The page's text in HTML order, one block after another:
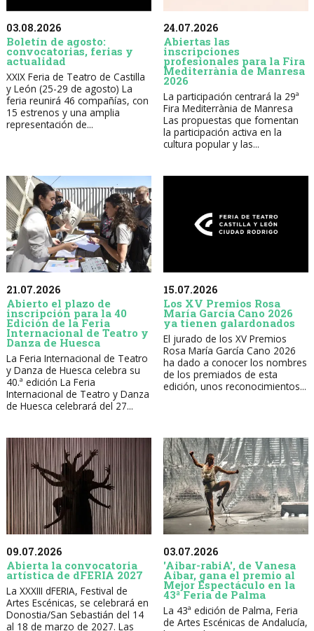
03.08.2026
Boletín de agosto:
convocatorias, ferias y
actualidad
XXIX Feria de Teatro de Castilla
y León (25-29 de agosto) La
feria reunirá 46 compañías, con
15 estrenos y una amplia
representación de...
24.07.2026
Abiertas las
inscripciones
profesionales para la Fira
Mediterrània de Manresa
2026
La participación centrará la 29ª
Fira Mediterrània de Manresa
Las propuestas que fomentan
la participación activa en la
cultura popular y las...
21.07.2026
Abierto el plazo de
inscripción para la 40
Edición de la Feria
Internacional de Teatro y
Danza de Huesca
La Feria Internacional de Teatro
y Danza de Huesca celebra su
40.ª edición La Feria
Internacional de Teatro y Danza
de Huesca celebrará del 27...
15.07.2026
Los XV Premios Rosa
María García Cano 2026
ya tienen galardonados
El jurado de los XV Premios
Rosa María García Cano 2026
ha dado a conocer los nombres
de los premiados de esta
edición, unos reconocimientos...
09.07.2026
Abierta la convocatoria
artística de dFERIA 2027
La XXXIII dFERIA, Festival de
Artes Escénicas, se celebrará en
Donostia/San Sebastián del 14
al 18 de marzo de 2027. Las
03.07.2026
'Aibar-rabiA', de Vanesa
Aibar, gana el premio al
Mejor Espectáculo en la
43ª Feria de Palma
La 43ª edición de Palma, Feria
de Artes Escénicas de Andalucía,